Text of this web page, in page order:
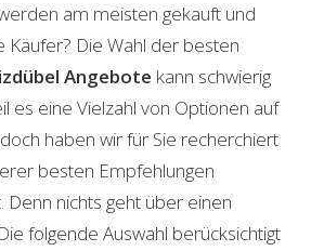
am meisten gekauft und
Die Wahl der besten
Angebote kann schwierig
es eine Vielzahl von Optionen auf
haben wir für Sie recherchiert
besten Empfehlungen
Denn nichts geht über einen
folgende Auswahl berücksichtigt